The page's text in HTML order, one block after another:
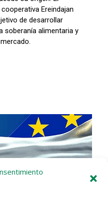
Ereindajan
de desarrollar
soberanía alimentaria y